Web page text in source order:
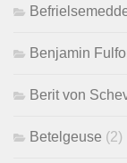
Benjamin
Berit von
Betelgeuse (2)